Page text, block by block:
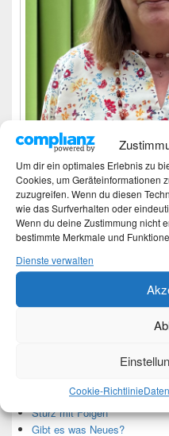
Um dir ein optimales Erlebnis zu
Cookies, um Geräteinformationen
zuzugreifen. Wenn du diesen
wie das Surfverhalten oder
Wenn du deine Zustimmung nicht
bestimmte Merkmale und
Dienste verwalten
Cookie-Richtlinie
Ich bin Martina und Autorin
Mehr Infos unter About me.
Translate:
Sturz – Nachtrag
Sturz mit Folgen
Gibt es was Neues?